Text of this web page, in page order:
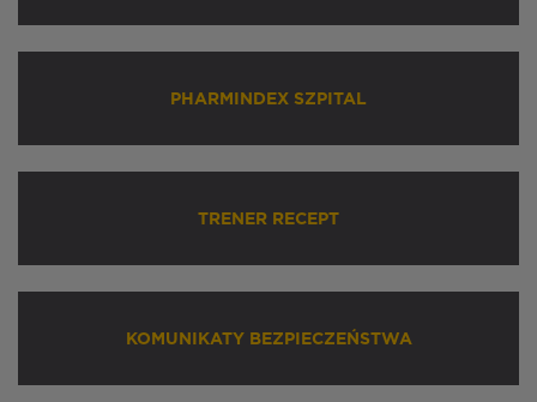
PHARMINDEX SZPITAL
TRENER RECEPT
KOMUNIKATY BEZPIECZEŃSTWA